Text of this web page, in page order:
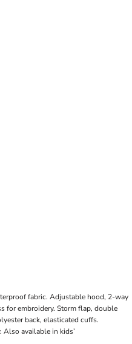
fabric. Adjustable hood, 2-way
for embroidery. Storm flap, double
back, elasticated cuffs.
Also available in kids’